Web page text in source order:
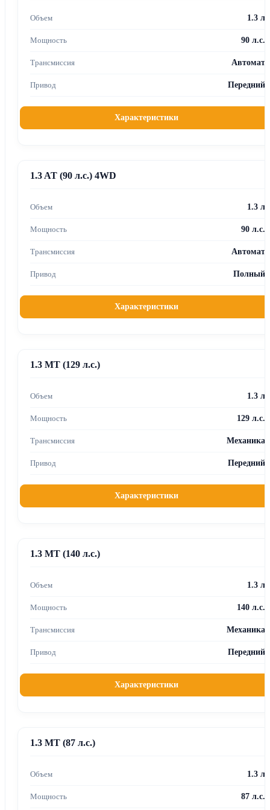
1.3 л
90 л.с.
Автомат
Передний
Характеристики
1.3 AT (90 л.с.) 4WD
1.3 л
90 л.с.
Автомат
Полный
Характеристики
1.3 MT (129 л.с.)
1.3 л
129 л.с.
Механика
Передний
Характеристики
1.3 MT (140 л.с.)
1.3 л
140 л.с.
Механика
Передний
Характеристики
1.3 MT (87 л.с.)
1.3 л
87 л.с.